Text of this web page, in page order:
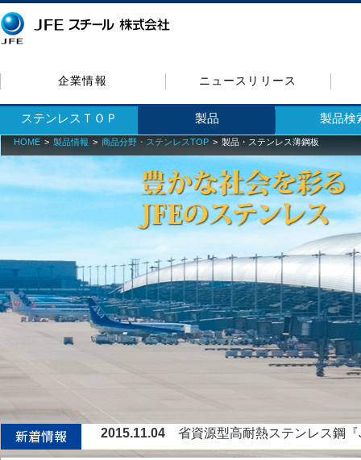
企業情報 ニュースリリース
ステンレスＴＯＰ 製品 製品検
HOME 製品情報 商品分野・ステンレスTOP 製品・ステンレス薄鋼板
2015.11.04
省資源型高耐熱ステンレス鋼
2015.01.14
世界最高精度0.01％レベルの炭素